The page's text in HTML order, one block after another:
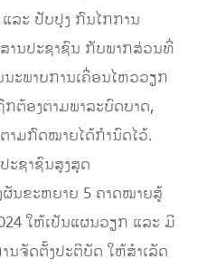
ແລະ ປັບປຸງ ກົນໄກການ
ານປະຊາຊົນ ກັບພາກສ່ວນທີ່
ະພາບການເຄື່ອນໄຫວວຽກ
ກຕ້ອງຕາມພາລະບົດບາດ,
ມກົດໝາຍໄດ້ກໍານົດໄວ້.
ະຊາຊົນສູງສຸດ
ຜັນຂະຫຍາຍ 5 ຄາດໝາຍສູ້
ໃຫ້ເປັນແຜນວຽກ ແລະ ມີ
ນຈັດຕັ້ງປະຕິບັດ ໃຫ້ສໍາເລັດ